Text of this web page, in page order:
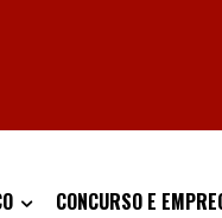
CONCURSO E